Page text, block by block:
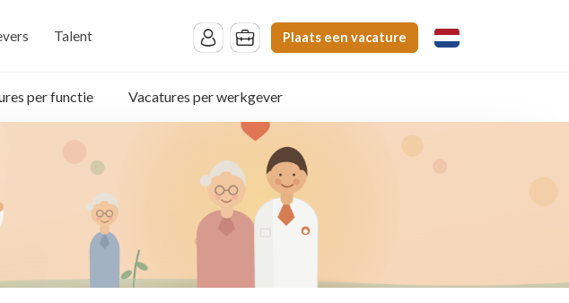
Talent Plaats een vacature
per functie Vacatures per werkgever